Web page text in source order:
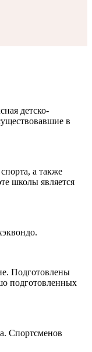
детско-
в
а также
школы является
Подготовлены
подготовленных
Спортсменов